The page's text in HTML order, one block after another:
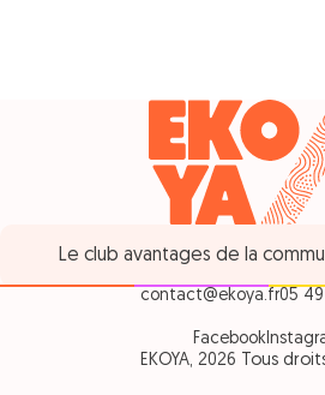
Le club avantages de la
contact@ekoya.fr05
Facebook
EKOYA, 2026 Tous